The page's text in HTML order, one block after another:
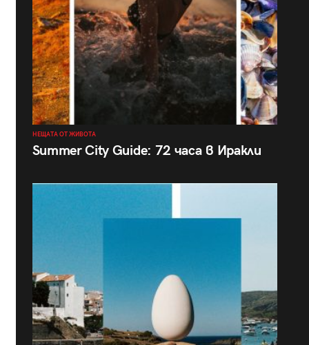
НЕЩАТА ОТ ЖИВОТА
Summer City Guide: 72 часа в Иракли